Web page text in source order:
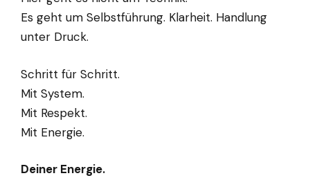
Es geht um Selbstführung. Klarheit. Handlung
unter Druck.
Schritt für Schritt.
Mit System.
Mit Respekt.
Mit Energie.
Deiner Energie.